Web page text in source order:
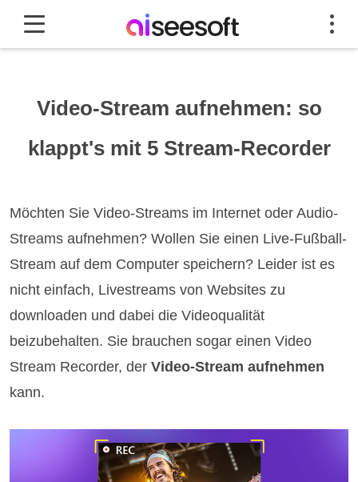
Video-Stream aufnehmen: so
klappt's mit 5 Stream-Recorder
Möchten Sie Video-Streams im Internet oder Audio-
Streams aufnehmen? Wollen Sie einen Live-Fußball-
Stream auf dem Computer speichern? Leider ist es
nicht einfach, Livestreams von Websites zu
downloaden und dabei die Videoqualität
beizubehalten. Sie brauchen sogar einen Video
Stream Recorder, derVideo-Stream aufnehmen
kann.